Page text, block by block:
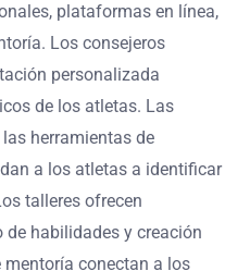
plataformas en línea,
Los consejeros
personalizada
de los atletas. Las
herramientas de
a los atletas a identificar
talleres ofrecen
habilidades y creación
mentoría conectan a los